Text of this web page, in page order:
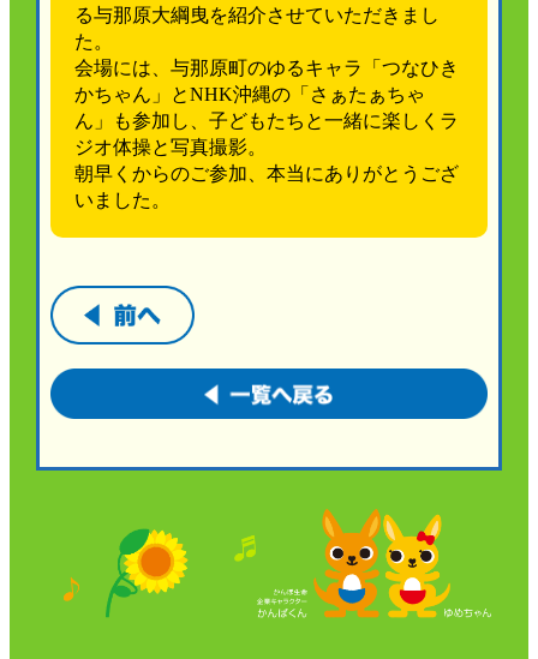
る与那原大綱曳を紹介させていただきまし
た。
会場には、与那原町のゆるキャラ「つなひき
かちゃん」とNHK沖縄の「さぁたぁちゃ
ん」も参加し、子どもたちと一緒に楽しくラ
ジオ体操と写真撮影。
朝早くからのご参加、本当にありがとうござ
いました。